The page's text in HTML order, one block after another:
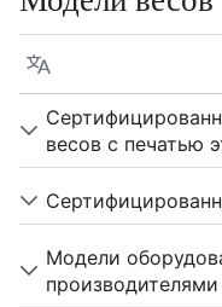
Язык
весов с печатью
Модели